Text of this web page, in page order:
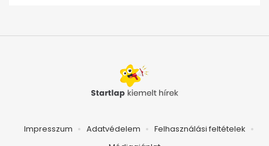
Impresszum Adatvédelem
Felhasználási feltételek